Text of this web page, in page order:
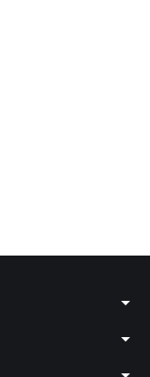
arrow_drop_down
arrow_drop_down